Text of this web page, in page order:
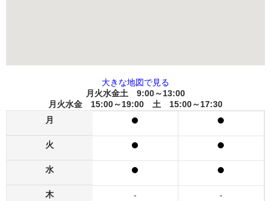
大きな地図で見る
月火水金土 9:00～13:00
月火水金 15:00～19:00 土 15:00～17:30
月
火
水
木 - -